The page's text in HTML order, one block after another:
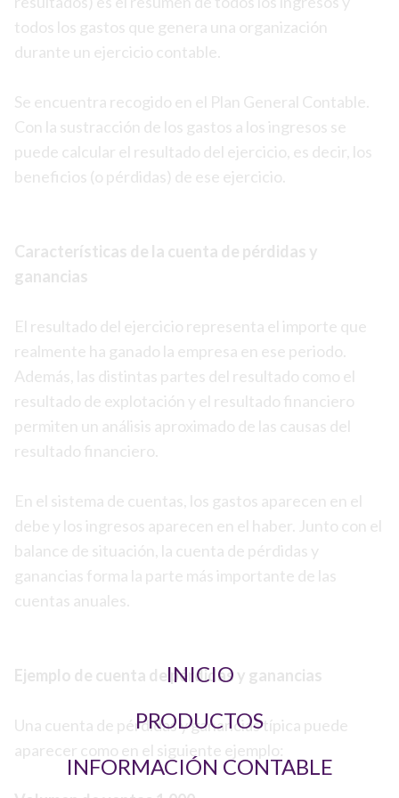
INICIO
PRODUCTOS
INFORMACIÓN CONTABLE
todos los gastos que genera una organización
durante un ejercicio contable.
Se encuentra recogido en el Plan General Contable.
Con la sustracción de los gastos a los ingresos se
puede calcular el resultado del ejercicio, es decir, los
beneficios (o pérdidas) de ese ejercicio.
Características de la cuenta de pérdidas y
ganancias
El resultado del ejercicio representa el importe que
realmente ha ganado la empresa en ese periodo.
Además, las distintas partes del resultado como el
resultado de explotación y el resultado financiero
permiten un análisis aproximado de las causas del
resultado financiero.
En el sistema de cuentas, los gastos aparecen en el
debe y los ingresos aparecen en el haber. Junto con el
balance de situación, la cuenta de pérdidas y
ganancias forma la parte más importante de las
cuentas anuales.
Ejemplo de cuenta de pérdidas y ganancias
Una cuenta de pérdidas y ganancias típica puede
aparecer como en el siguiente ejemplo: